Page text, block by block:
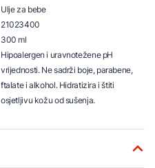
Ulje za bebe
21023400
300 ml
Hipoalergen i uravnotežene pH
vrijednosti. Ne sadrži boje, parabene,
ftalate i alkohol. Hidratizira i štiti
osjetljivu kožu od sušenja.